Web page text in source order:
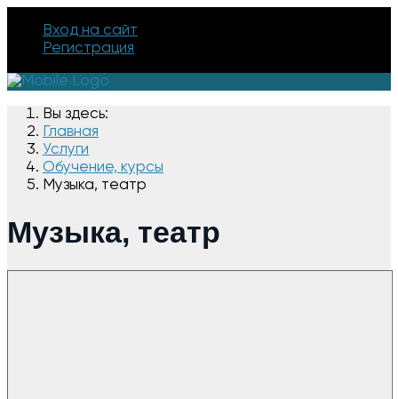
Вход на сайт
Регистрация
Вы здесь:
Главная
Услуги
Обучение, курсы
Музыка, театр
Музыка, театр